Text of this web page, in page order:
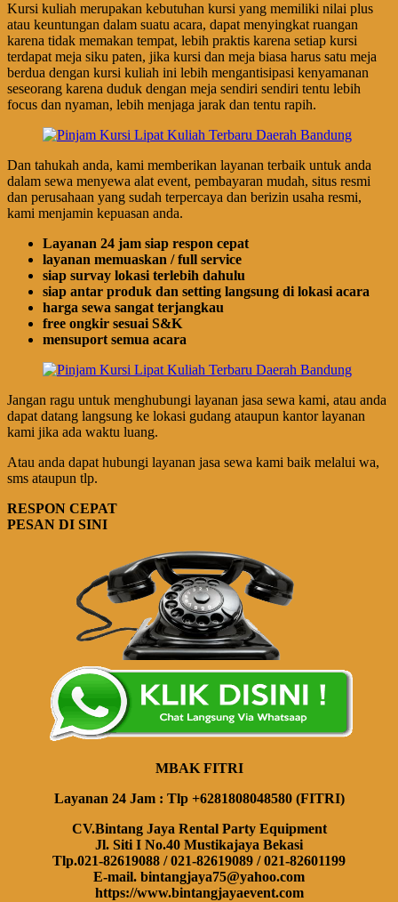
Kursi kuliah merupakan kebutuhan kursi yang memiliki nilai plus
atau keuntungan dalam suatu acara, dapat menyingkat ruangan
karena tidak memakan tempat, lebih praktis karena setiap kursi
terdapat meja siku paten, jika kursi dan meja biasa harus satu meja
berdua dengan kursi kuliah ini lebih mengantisipasi kenyamanan
seseorang karena duduk dengan meja sendiri sendiri tentu lebih
focus dan nyaman, lebih menjaga jarak dan tentu rapih.
Dan tahukah anda, kami memberikan layanan terbaik untuk anda
dalam sewa menyewa alat event, pembayaran mudah, situs resmi
dan perusahaan yang sudah terpercaya dan berizin usaha resmi,
kami menjamin kepuasan anda.
Layanan 24 jam siap respon cepat
layanan memuaskan / full service
siap survay lokasi terlebih dahulu
siap antar produk dan setting langsung di lokasi acara
harga sewa sangat terjangkau
free ongkir sesuai S&K
mensuport semua acara
Jangan ragu untuk menghubungi layanan jasa sewa kami, atau anda
dapat datang langsung ke lokasi gudang ataupun kantor layanan
kami jika ada waktu luang.
Atau anda dapat hubungi layanan jasa sewa kami baik melalui wa,
sms ataupun tlp.
RESPON CEPAT
PESAN DI SINI
MBAK FITRI
Layanan 24 Jam : Tlp +6281808048580 (FITRI)
CV.Bintang Jaya Rental Party Equipment
Jl. Siti I No.40 Mustikajaya Bekasi
Tlp.021-82619088 / 021-82619089 / 021-82601199
E-mail. bintangjaya75@yahoo.com
https://www.bintangjayaevent.com